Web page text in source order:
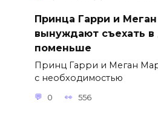
Принца Гарри и
вынуждают съехать
поменьше
Принц Гарри и Меган
с необходимостью
0 556